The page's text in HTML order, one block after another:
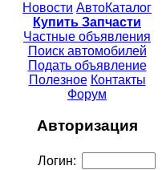
Новости АвтоКаталог
Купить Запчасти
Частные объявления
Поиск автомобилей
Подать объявление
Полезное Контакты
Форум
Авторизация
Логин: